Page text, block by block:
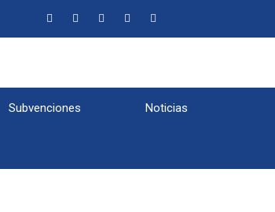
Subvenciones Noticias